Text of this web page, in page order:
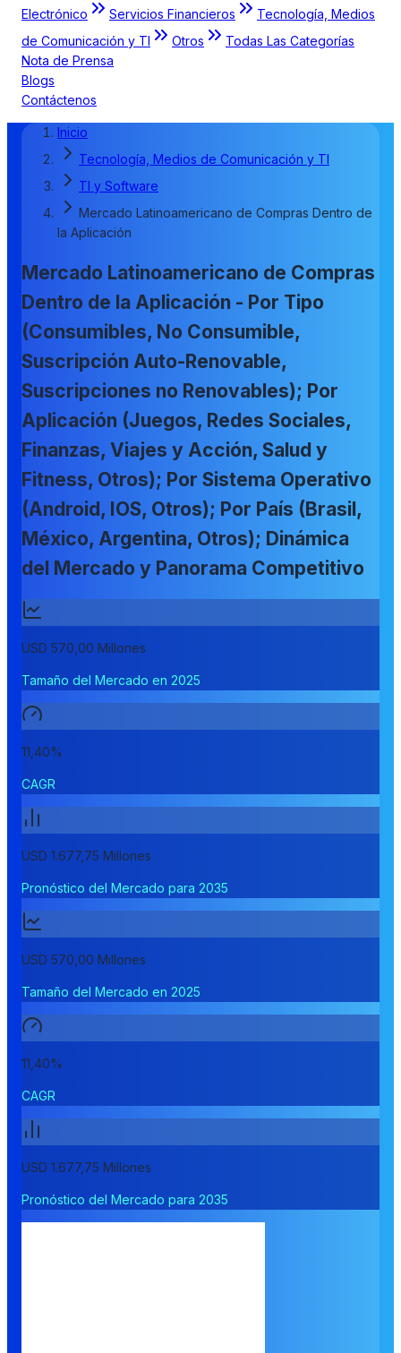
Electrónico
Servicios Financieros
Tecnología, Medios
de Comunicación y TI
Otros
Todas Las Categorías
Nota de Prensa
Blogs
Contáctenos
Inicio
Tecnología, Medios de Comunicación y TI
TI y Software
Mercado Latinoamericano de Compras Dentro de
la Aplicación
Mercado Latinoamericano de Compras
Dentro de la Aplicación - Por Tipo
(Consumibles, No Consumible,
Suscripción Auto-Renovable,
Suscripciones no Renovables); Por
Aplicación (Juegos, Redes Sociales,
Finanzas, Viajes y Acción, Salud y
Fitness, Otros); Por Sistema Operativo
(Android, IOS, Otros); Por País (Brasil,
México, Argentina, Otros); Dinámica
del Mercado y Panorama Competitivo
USD 570,00 Millones
Tamaño del Mercado en 2025
11,40%
CAGR
USD 1.677,75 Millones
Pronóstico del Mercado para 2035
USD 570,00 Millones
Tamaño del Mercado en 2025
11,40%
CAGR
USD 1.677,75 Millones
Pronóstico del Mercado para 2035